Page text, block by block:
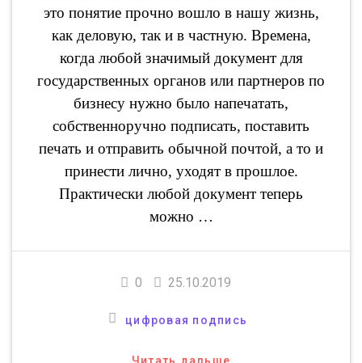
это понятие прочно вошло в нашу жизнь,
как деловую, так и в частную. Времена,
когда любой значимый документ для
государственных органов или партнеров по
бизнесу нужно было напечатать,
собственноручно подписать, поставить
печать и отправить обычной почтой, а то и
принести лично, уходят в прошлое.
Практически любой документ теперь
можно …
0 25.10.2019
цифровая подпись
Читать дальше